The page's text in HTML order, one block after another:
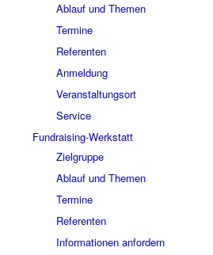
Ablauf und Themen
Termine
Referenten
Anmeldung
Veranstaltungsort
Service
Fundraising-Werkstatt
Zielgruppe
Ablauf und Themen
Termine
Referenten
Informationen anfordern